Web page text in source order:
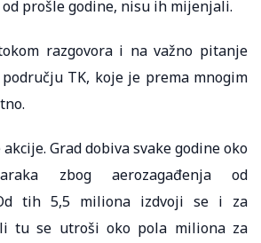
prošle godine, nisu ih mijenjali.
razgovora i na važno pitanje
TK, koje je prema mnogim
Grad dobiva svake godine oko
zbog aerozagađenja od
tih 5,5 miliona izdvoji se i za
tu se utroši oko pola miliona za